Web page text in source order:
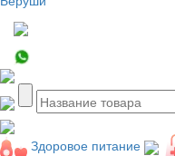
Здоровое питание